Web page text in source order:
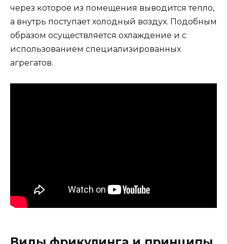
через которое из помещения выводится тепло,
а внутрь поступает холодный воздух. Подобным
образом осуществляется охлаждение и с
использованием специализированных
агрегатов.